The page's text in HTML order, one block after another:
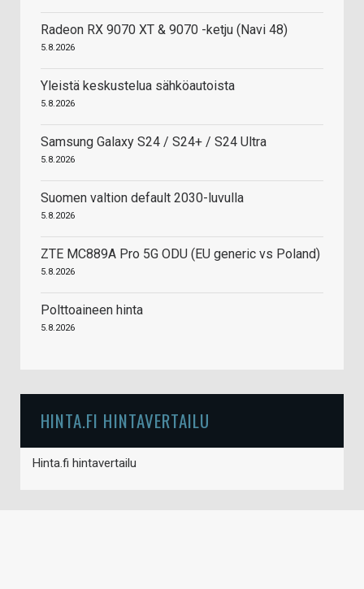
Radeon RX 9070 XT & 9070 -ketju (Navi 48)
5.8.2026
Yleistä keskustelua sähköautoista
5.8.2026
Samsung Galaxy S24 / S24+ / S24 Ultra
5.8.2026
Suomen valtion default 2030-luvulla
5.8.2026
ZTE MC889A Pro 5G ODU (EU generic vs Poland)
5.8.2026
Polttoaineen hinta
5.8.2026
HINTA.FI HINTAVERTAILU
Hinta.fi hintavertailu